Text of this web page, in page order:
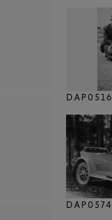
DAP0516
DAP0574